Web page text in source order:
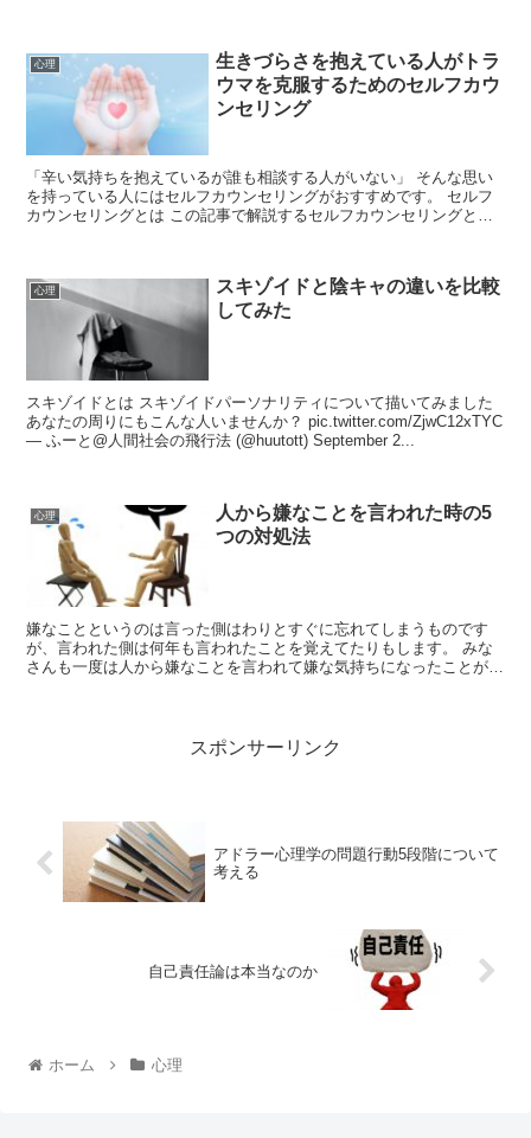
心理
生きづらさを抱えている人がトラ
ウマを克服するためのセルフカウ
ンセリング
「辛い気持ちを抱えているが誰も相談する人がいない」 そんな思い
を持っている人にはセルフカウンセリングがおすすめです。 セルフ
カウンセリングとは この記事で解説するセルフカウンセリングと
心理
スキゾイドと陰キャの違いを比較
してみた
スキゾイドとは スキゾイドパーソナリティについて描いてみました
あなたの周りにもこんな人いませんか？ pic.twitter.com/ZjwC12xTYC
— ふーと@人間社会の飛行法 (@huutott) September 2...
心理
人から嫌なことを言われた時の5
つの対処法
嫌なことというのは言った側はわりとすぐに忘れてしまうものです
が、言われた側は何年も言われたことを覚えてたりもします。 みな
さんも一度は人から嫌なことを言われて嫌な気持ちになったことがあ
スポンサーリンク
アドラー心理学の問題行動5段階について
考える
自己責任論は本当なのか
ホーム 心理